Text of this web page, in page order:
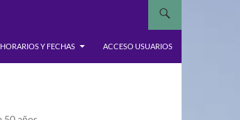
HORARIOS Y FECHAS ACCESO USUARIOS